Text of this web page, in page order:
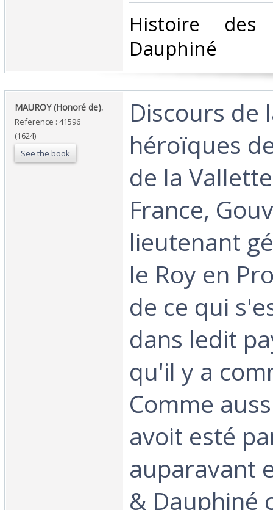
‎Histoire
Dauphiné‎
‎MAUROY (Honoré de).‎
Reference : 41596
(1624)
See the book
‎Discours de
héroïques
de la
France,
lieutenant
le Roy en
de ce qui
dans ledit
qu'il y a
Comme
avoit esté
auparavant
& Dauphiné